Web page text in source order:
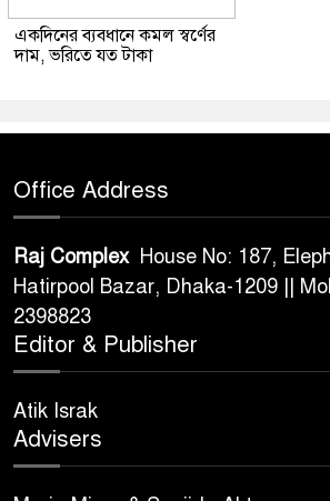
একদিনের ব্যবধানে কমল স্বর্ণের
দাম, ভরিতে যত টাকা
Office Address
Raj Complex House No: 187,
Hatirpool Bazar, Dhaka-1209 ||
2398823
Editor & Publisher
Atik Israk
Advisers